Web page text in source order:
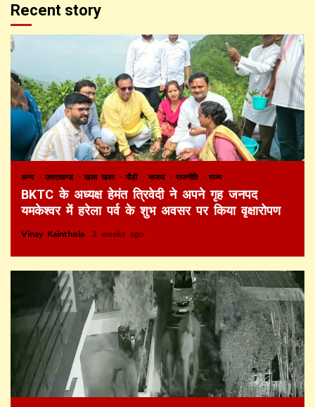
Recent story
अन्य उत्तराखण्ड खास खबर पौड़ी भाजपा राजनीति राज्य
BKTC के अध्यक्ष हेमंत त्रिवेदी ने अपने गृह जनपद
यमकेश्वर में हरेला पर्व के शुभ अवसर पर किया वृक्षारोपण
Vinay Kainthola 3 weeks ago